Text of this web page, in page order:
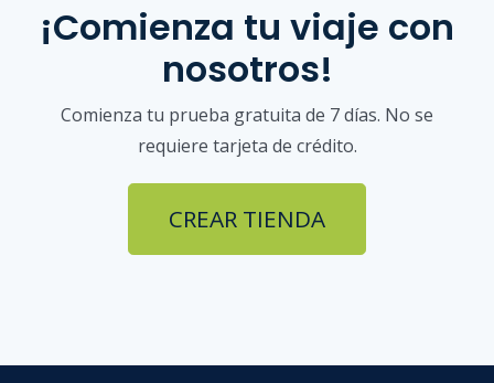
¡Comienza tu viaje con
nosotros!
Comienza tu prueba gratuita de 7 días. No se
requiere tarjeta de crédito.
CREAR TIENDA